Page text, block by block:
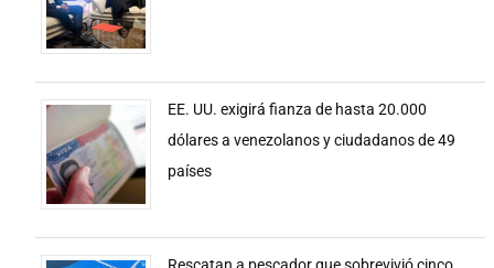
EE. UU. exigirá fianza de hasta 20.000
dólares a venezolanos y ciudadanos de 49
países